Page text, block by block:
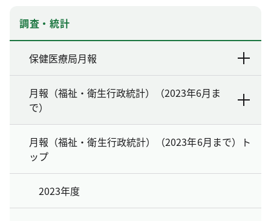
調査・統計
保健医療局月報
月報（福祉・衛生行政統計）（2023年6月ま
で）
月報（福祉・衛生行政統計）（2023年6月まで）ト
ップ
2023年度